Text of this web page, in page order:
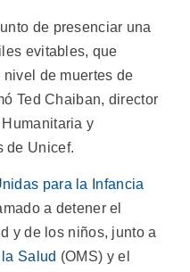
de presenciar una
evitables, que
de muertes de
Ted Chaiban, director
y
de Unicef.
para la Infancia
a detener el
y de los niños, junto a
Salud (OMS) y el